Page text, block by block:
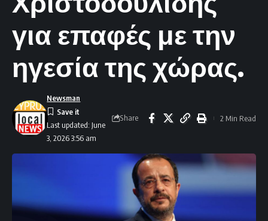
για επαφές με την
ηγεσία της χώρας.
Last updated: June
3, 2026 3:56 am
Newsman
Share 2 Min Read